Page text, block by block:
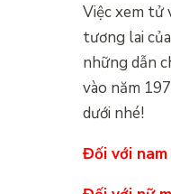
Việc xem tử
tương lai
những dẫn
vào năm
dưới nhé!
Đối với nam